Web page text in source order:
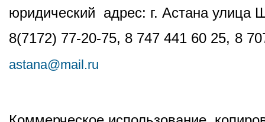
юридический адрес: г. Астана
8(7172) 77-20-75, 8 747 441 60 25, 8
astana@mail.ru